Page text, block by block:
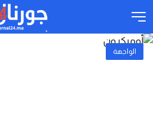
الواجهة